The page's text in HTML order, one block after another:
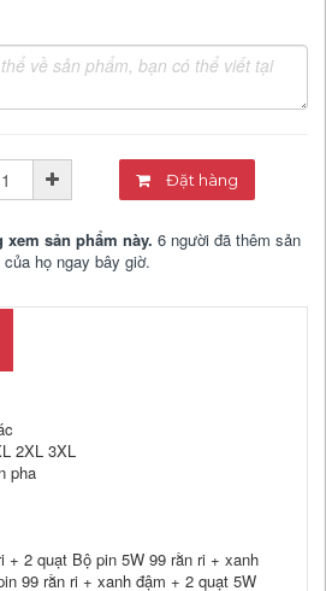
Đặt hàng
sản phẩm này. 6 người đã thêm sản
họ ngay bây giờ.
2XL 3XL
pha
+ 2 quạt Bộ pin 5W 99 rằn ri + xanh
99 rằn ri + xanh đậm + 2 quạt 5W